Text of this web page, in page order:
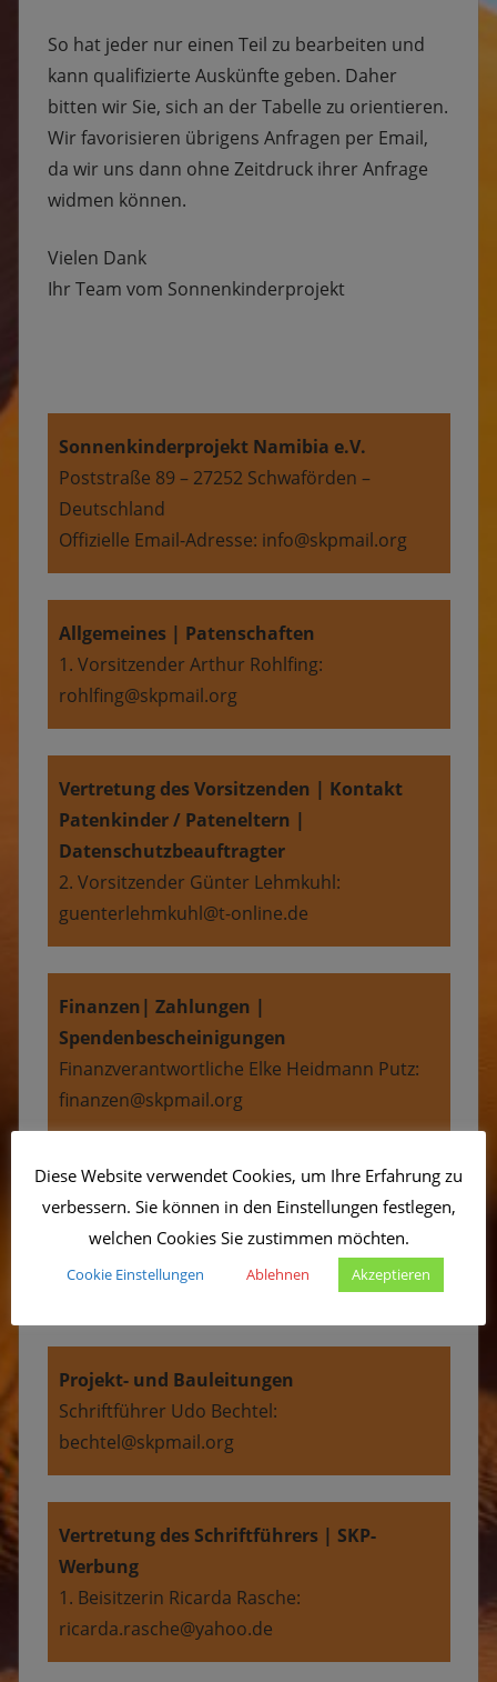
So hat jeder nur einen Teil zu bearbeiten und
kann qualifizierte Auskünfte geben. Daher
bitten wir Sie, sich an der Tabelle zu orientieren.
Wir favorisieren übrigens Anfragen per Email,
da wir uns dann ohne Zeitdruck ihrer Anfrage
widmen können.
Vielen Dank
Ihr Team vom Sonnenkinderprojekt
Sonnenkinderprojekt Namibia e.V.
Poststraße 89 – 27252 Schwaförden –
Deutschland
Offizielle Email-Adresse: info@skpmail.org
Allgemeines | Patenschaften
1. Vorsitzender Arthur Rohlfing:
rohlfing@skpmail.org
Vertretung des Vorsitzenden | Kontakt
Patenkinder / Pateneltern |
Datenschutzbeauftragter
2. Vorsitzender Günter Lehmkuhl:
guenterlehmkuhl@t-online.de
Finanzen| Zahlungen |
Spendenbescheinigungen
Finanzverantwortliche Elke Heidmann Putz:
finanzen@skpmail.org
Vertretung der Finanzverantwortlichen |
Buchhaltung | Mitgliederverwaltung
Stellvertretender Finanzverantwortlicher
Werner Eickhoff: wasaeickhoff@t-online.de
Projekt- und Bauleitungen
Schriftführer Udo Bechtel:
bechtel@skpmail.org
Vertretung des Schriftführers | SKP-
Werbung
1. Beisitzerin Ricarda Rasche:
ricarda.rasche@yahoo.de
Diese Website verwendet Cookies, um Ihre Erfahrung zu
verbessern. Sie können in den Einstellungen festlegen,
welchen Cookies Sie zustimmen möchten.
Cookie Einstellungen Ablehnen Akzeptieren